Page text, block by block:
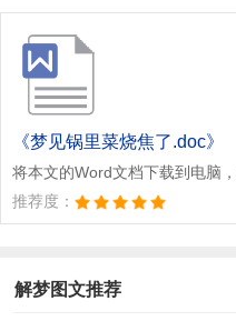
《梦见锅里菜烧焦了.doc》
将本文的Word文档下载到电脑
推荐度：
解梦图文推荐